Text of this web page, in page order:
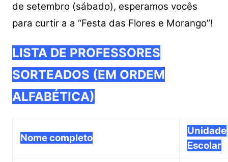
de setembro (sábado), esperamos vocês
para curtir a a “Festa das Flores e Morango”!
LISTA DE PROFESSORES
SORTEADOS (EM ORDEM
ALFABÉTICA)
Nome completo
Unidade
Escolar